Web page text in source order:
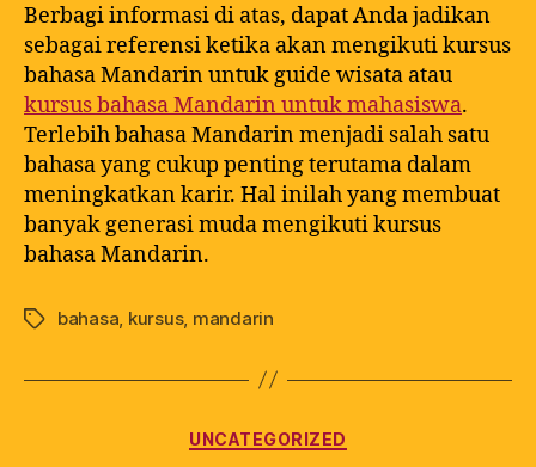
Berbagi informasi di atas, dapat Anda jadikan
sebagai referensi ketika akan mengikuti kursus
bahasa Mandarin untuk guide wisata atau
kursus bahasa Mandarin untuk mahasiswa.
Terlebih bahasa Mandarin menjadi salah satu
bahasa yang cukup penting terutama dalam
meningkatkan karir. Hal inilah yang membuat
banyak generasi muda mengikuti kursus
bahasa Mandarin.
bahasa, kursus, mandarin
UNCATEGORIZED